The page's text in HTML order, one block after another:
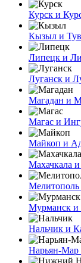
Курск и
Кызыл и
Липецк и
Луганск и
Магадан и
Магас и
Майкоп и
Махачкала и
Мелитополь
Мурманск и
Нальчик и
Нарьян-